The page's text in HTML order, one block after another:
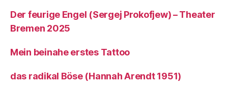
Der feurige Engel (Sergej Prokofjew) – Theater
Bremen 2025
Mein beinahe erstes Tattoo
das radikal Böse (Hannah Arendt 1951)